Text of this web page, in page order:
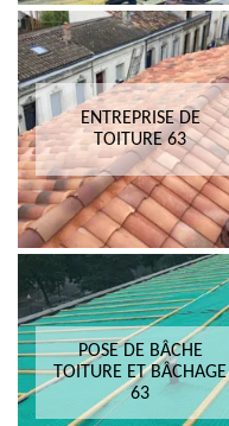
ENTREPRISE DE
TOITURE 63
POSE DE BÂCHE
TOITURE ET BÂCHAGE
63